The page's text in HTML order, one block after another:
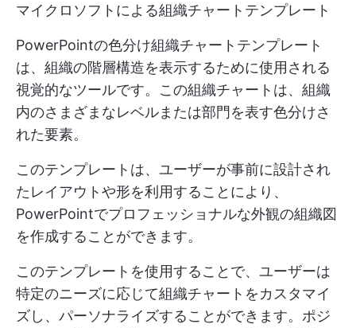
マイクロソフトによる組織チャートテンプレート
PowerPointの色分け組織チャートテンプレート
は、組織の階層構造を表示するために使用される
視覚的なツールです。この組織チャートは、組織
内のさまざまなレベルまたは部門を表す色分けさ
れた要素。
このテンプレートは、ユーザーが事前に設計され
たレイアウトや形を利用することにより、
PowerPointでプロフェッショナルな外観の組織図
を作成することができます。
このテンプレートを使用することで、ユーザーは
特定のニーズに応じて組織チャートをカスタマイ
ズし、パーソナライズすることができます。ポジ